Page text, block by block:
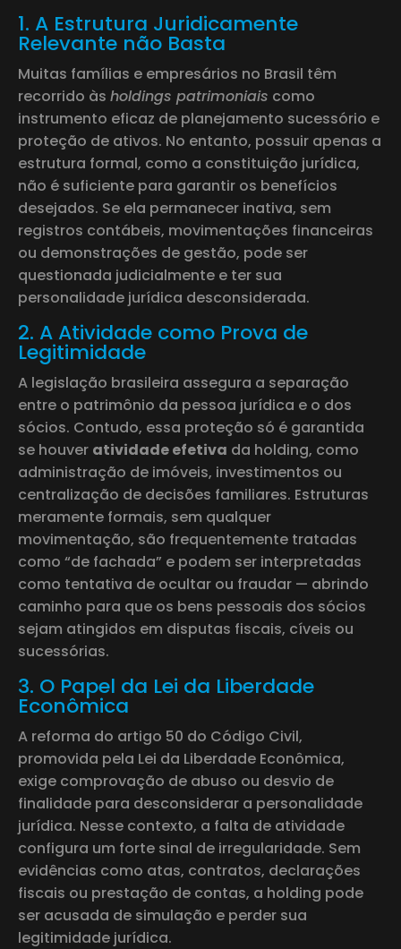
1. A Estrutura Juridicamente
Relevante não Basta
Muitas famílias e empresários no Brasil têm
recorrido às holdings patrimoniais como
instrumento eficaz de planejamento sucessório e
proteção de ativos. No entanto, possuir apenas a
estrutura formal, como a constituição jurídica,
não é suficiente para garantir os benefícios
desejados. Se ela permanecer inativa, sem
registros contábeis, movimentações financeiras
ou demonstrações de gestão, pode ser
questionada judicialmente e ter sua
personalidade jurídica desconsiderada.
2. A Atividade como Prova de
Legitimidade
A legislação brasileira assegura a separação
entre o patrimônio da pessoa jurídica e o dos
sócios. Contudo, essa proteção só é garantida
se houver atividade efetiva da holding, como
administração de imóveis, investimentos ou
centralização de decisões familiares. Estruturas
meramente formais, sem qualquer
movimentação, são frequentemente tratadas
como “de fachada” e podem ser interpretadas
como tentativa de ocultar ou fraudar — abrindo
caminho para que os bens pessoais dos sócios
sejam atingidos em disputas fiscais, cíveis ou
sucessórias.
3. O Papel da Lei da Liberdade
Econômica
A reforma do artigo 50 do Código Civil,
promovida pela Lei da Liberdade Econômica,
exige comprovação de abuso ou desvio de
finalidade para desconsiderar a personalidade
jurídica. Nesse contexto, a falta de atividade
configura um forte sinal de irregularidade. Sem
evidências como atas, contratos, declarações
fiscais ou prestação de contas, a holding pode
ser acusada de simulação e perder sua
legitimidade jurídica.